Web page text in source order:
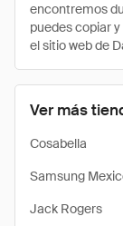
Ver más
Cosabella
Samsung
Jack Rogers
encontremos
puedes copiar
el sitio web de